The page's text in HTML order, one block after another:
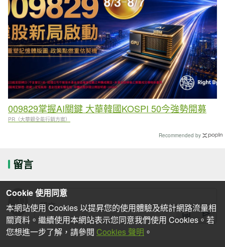
009829掌握AI關鍵 大華韓國KOSPI 50今強勢開募
PR（大華銀全能行銷方案）
Recommended by
留言
Cookie 使用同意
本網站使用 Cookies 以提昇您的使用體驗及統計網路流量相
關資料。繼續使用本網站表示您同意我們使用 Cookies。若
您想進一步了解，請參閱 Cookies 聲明 。